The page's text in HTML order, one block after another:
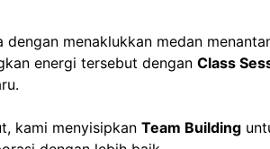
dengan menaklukkan medan
energi tersebut dengan Class
kami menyisipkan Team Building